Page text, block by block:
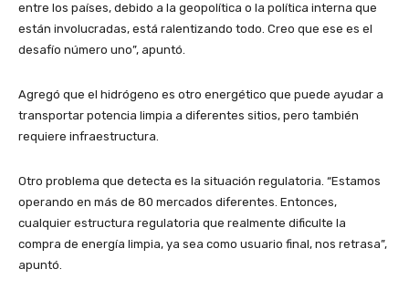
entre los países, debido a la geopolítica o la política interna que
están involucradas, está ralentizando todo. Creo que ese es el
desafío número uno”, apuntó.
Agregó que el hidrógeno es otro energético que puede ayudar a
transportar potencia limpia a diferentes sitios, pero también
requiere infraestructura.
Otro problema que detecta es la situación regulatoria. “Estamos
operando en más de 80 mercados diferentes. Entonces,
cualquier estructura regulatoria que realmente dificulte la
compra de energía limpia, ya sea como usuario final, nos retrasa”,
apuntó.